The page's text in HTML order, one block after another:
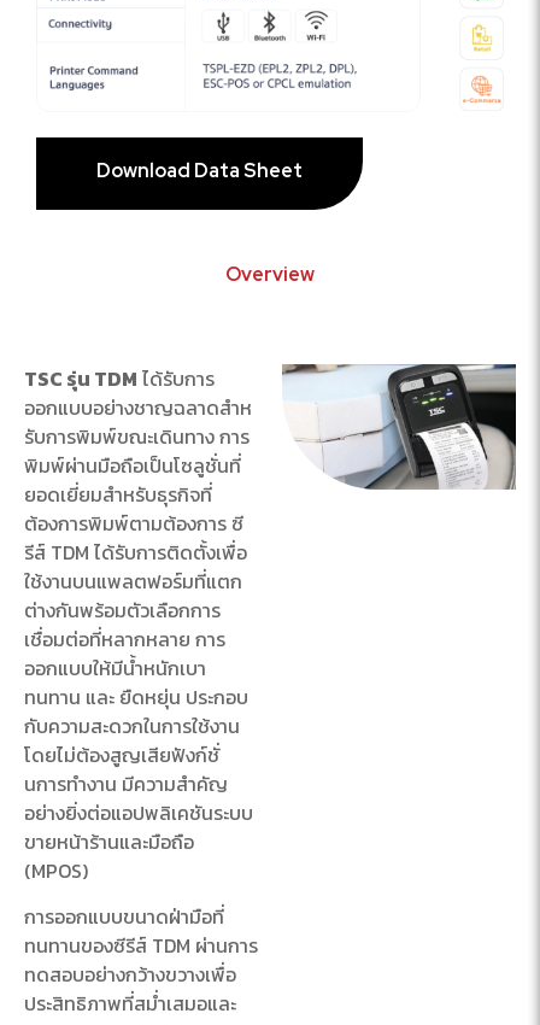
Download Data Sheet
Overview
TSC รุ่น TDM ได้รับการ
ออกแบบอย่างชาญฉลาดสําห
รับการพิมพ์ขณะเดินทาง การ
พิมพ์ผ่านมือถือเป็นโซลูชั่นที่
ยอดเยี่ยมสําหรับธุรกิจที่
ต้องการพิมพ์ตามต้องการ ซี
รีส์ TDM ได้รับการติดตั้งเพื่อ
ใช้งานบนแพลตฟอร์มที่แตก
ต่างกันพร้อมตัวเลือกการ
เชื่อมต่อที่หลากหลาย การ
ออกแบบให้มีน้ำหนักเบา
ทนทาน และ ยืดหยุ่น ประกอบ
กับความสะดวกในการใช้งาน
โดยไม่ต้องสูญเสียฟังก์ชั่
นการทํางาน มีความสําคัญ
อย่างยิ่งต่อแอปพลิเคชันระบบ
ขายหน้าร้านและมือถือ
(MPOS)
การออกแบบขนาดฝ่ามือที่
ทนทานของซีรีส์ TDM ผ่านการ
ทดสอบอย่างกว้างขวางเพื่อ
ประสิทธิภาพที่สม่ำเสมอและ